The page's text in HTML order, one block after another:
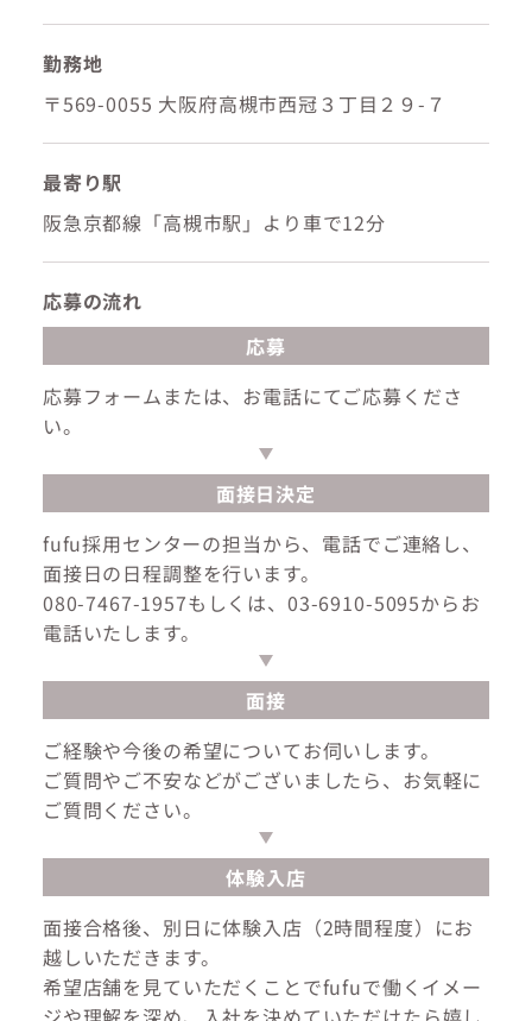
勤務地
〒569-0055 大阪府高槻市西冠３丁目２９-７
最寄り駅
阪急京都線「高槻市駅」より車で12分
応募の流れ
応募
応募フォームまたは、お電話にてご応募くださ
い。
面接日決定
fufu採用センターの担当から、電話でご連絡し、
面接日の日程調整を行います。
080-7467-1957もしくは、03-6910-5095からお
電話いたします。
面接
ご経験や今後の希望についてお伺いします。
ご質問やご不安などがございましたら、お気軽に
ご質問ください。
体験入店
面接合格後、別日に体験入店（2時間程度）にお
越しいただきます。
希望店舗を見ていただくことでfufuで働くイメー